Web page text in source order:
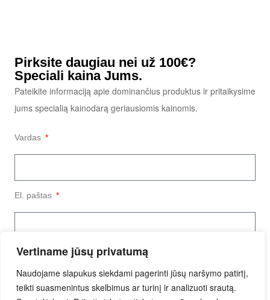
Vertiname jūsų privatumą
Naudojame slapukus siekdami pagerinti jūsų naršymo patirtį,
teikti suasmenintus skelbimus ar turinį ir analizuoti srautą.
Pirksite daugiau nei už 100€?
Speciali kaina Jums.
Pateikite informaciją apie dominančius produktus ir pritaikysime
jums specialią kainodarą geriausiomis kainomis.
Vardas
El. paštas
Užklausos tekstas